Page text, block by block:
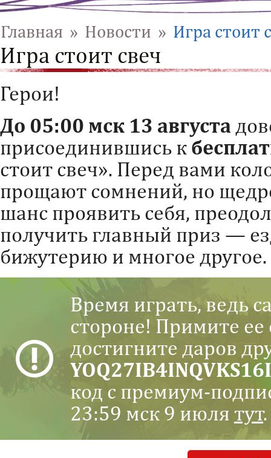
Главная » Новости » Игра стоит
Игра стоит свеч
Герои!
До 05:00 мск 13 августа
присоединившись к
стоит свеч». Перед вами
прощают сомнений, но
шанс проявить себя,
получить главный приз —
бижутерию и многое другое.
Время играть, ведь
стороне! Примите
достигните даров
код с премиум-
23:59 мск 9 июля тут.